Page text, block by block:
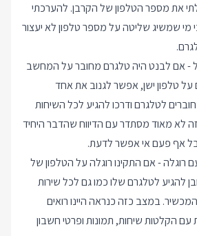
את מספר הטלפון של הקרבן. להערכתי
מי שמשיג שליטה על מספר טלפון לא יעצור
- אם לבנט היה טלגרם מחובר על המחשב
על טלפון ישן, אפשר לגנוב את אחד
לטלגרם ודרכו להגיע לכל השיחות
לא מאוד מסתדר עם הדיווח שהדבר היחיד
אף פעם אי אפשר לדעת.
רוגלה - אם התקינו רוגלה על הטלפון של
להגיע לטלגרם שלו כמו גם לכל שירות
במצב כזה כנראה היינו רואים
הקלטות שיחות, תמונות ופרטי חשבון